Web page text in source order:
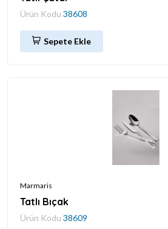
Ürün Kodu 38608
Sepete Ekle
Marmaris
Tatlı Bıçak
Ürün Kodu 38609